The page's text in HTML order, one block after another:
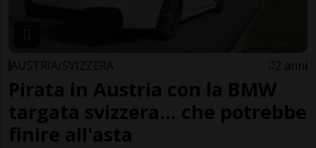
AUSTRIA/SVIZZERA 2 anni
Pirata in Austria con la BMW
targata svizzera... che potrebbe
finire all'asta